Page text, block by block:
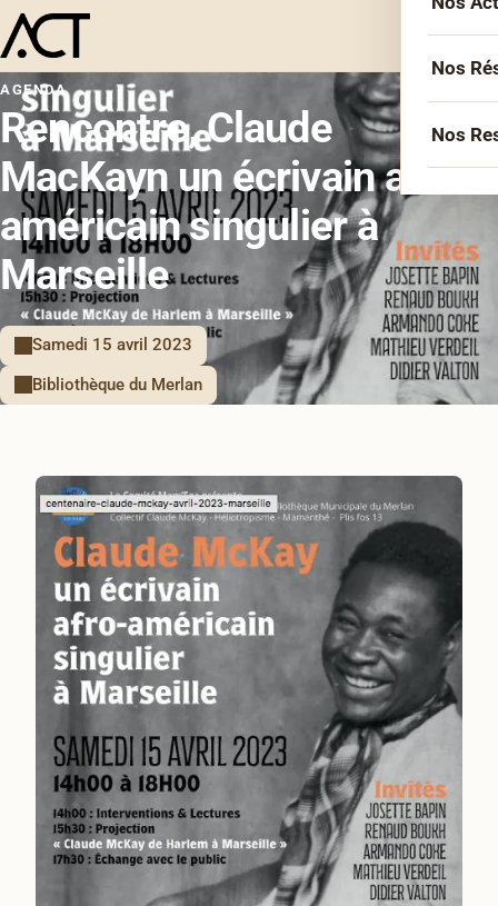
Nos
Le
Nos
La
AGENDA
Rencontre, Claude
MacKayn un écrivain afro-
américain singulier à
Marseille
Samedi 15 avril 2023
Bibliothèque du Merlan